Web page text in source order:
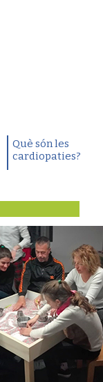
Què són les
cardiopaties?